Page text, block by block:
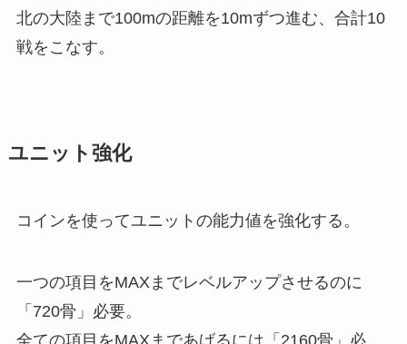
北の大陸まで100mの距離を10mずつ進む、合計10
戦をこなす。
ユニット強化
コインを使ってユニットの能力値を強化する。
一つの項目をMAXまでレベルアップさせるのに
「720骨」必要。